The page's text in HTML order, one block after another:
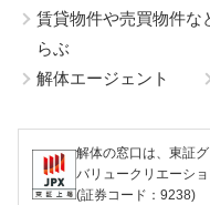
賃貸物件や売買物件な
らぶ
解体エージェント
解体の窓口は、東証
バリュークリエーシ
(証券コード：9238)